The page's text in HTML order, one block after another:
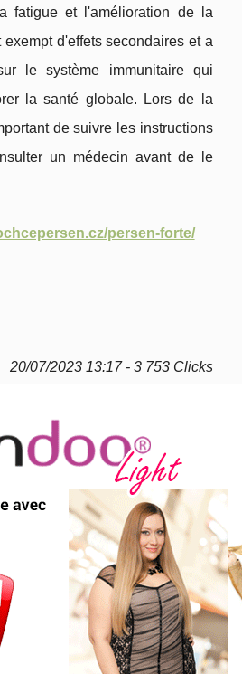
fatigue et l'amélioration de la
d'effets secondaires et a
le système immunitaire qui
la santé globale. Lors de la
de suivre les instructions
un médecin avant de le
persen-forte/
20/07/2023 13:17 - 3 753 Clicks